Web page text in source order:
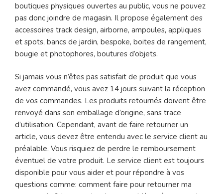
boutiques physiques ouvertes au public, vous ne pouvez
pas donc joindre de magasin. Il propose également des
accessoires track design, airborne, ampoules, appliques
et spots, bancs de jardin, bespoke, boites de rangement,
bougie et photophores, boutures d’objets.
Si jamais vous n’êtes pas satisfait de produit que vous
avez commandé, vous avez 14 jours suivant la réception
de vos commandes. Les produits retournés doivent être
renvoyé dans son emballage d’origine, sans trace
d’utilisation. Cependant, avant de faire retourner un
article, vous devez être entendu avec le service client au
préalable. Vous risquiez de perdre le remboursement
éventuel de votre produit. Le service client est toujours
disponible pour vous aider et pour répondre à vos
questions comme: comment faire pour retourner ma